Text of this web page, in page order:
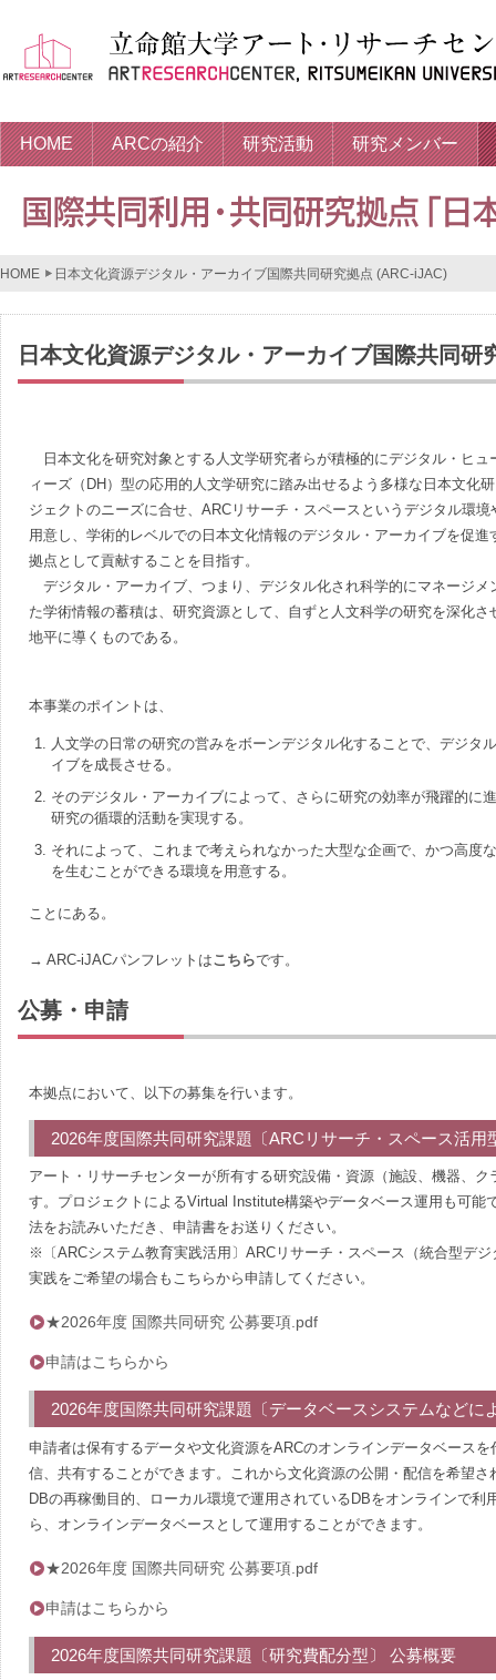
HOME ARCの紹介 研究活動 研究メンバー
HOME 日本文化資源デジタル・アーカイブ国際共同研究拠点 (ARC-iJAC)
日本文化資源デジタル・アーカイブ国際共同研
日本文化を研究対象とする人文学研究者らが積極的にデジタル・ヒュ
ィーズ（DH）型の応用的人文学研究に踏み出せるよう多様な日本文化
ジェクトのニーズに合せ、ARCリサーチ・スペースというデジタル環境
用意し、学術的レベルでの日本文化情報のデジタル・アーカイブを促進
拠点として貢献することを目指す。
デジタル・アーカイブ、つまり、デジタル化され科学的にマネージメ
た学術情報の蓄積は、研究資源として、自ずと人文科学の研究を深化さ
地平に導くものである。
本事業のポイントは、
人文学の日常の研究の営みをボーンデジタル化することで、デジタ
イブを成長させる。
そのデジタル・アーカイブによって、さらに研究の効率が飛躍的に
研究の循環的活動を実現する。
それによって、これまで考えられなかった大型な企画で、かつ高度
を生むことができる環境を用意する。
ことにある。
→ ARC-iJACパンフレットはこちらです。
公募・申請
本拠点において、以下の募集を行います。
2026年度国際共同研究課題〔ARCリサーチ・スペース活用
アート・リサーチセンターが所有する研究設備・資源（施設、機器、
す。プロジェクトによるVirtual Institute構築やデータベース運用も可能
法をお読みいただき、申請書をお送りください。
※〔ARCシステム教育実践活用〕ARCリサーチ・スペース（統合型デ
実践をご希望の場合もこちらから申請してください。
★2026年度 国際共同研究 公募要項.pdf
申請はこちらから
2026年度国際共同研究課題〔データベースシステムなどに
申請者は保有するデータや文化資源をARCのオンラインデータベース
信、共有することができます。これから文化資源の公開・配信を希望
DBの再稼働目的、ローカル環境で運用されているDBをオンラインで
ら、オンラインデータベースとして運用することができます。
★2026年度 国際共同研究 公募要項.pdf
申請はこちらから
2026年度国際共同研究課題〔研究費配分型〕 公募概要